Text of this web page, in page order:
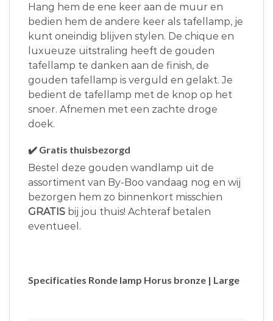
Hang hem de ene keer aan de muur en
bedien hem de andere keer als tafellamp, je
kunt oneindig blijven stylen. De chique en
luxueuze uitstraling heeft de gouden
tafellamp te danken aan de finish, de
gouden tafellamp is verguld en gelakt. Je
bedient de tafellamp met de knop op het
snoer. Afnemen met een zachte droge
doek.
✔️ Gratis thuisbezorgd
Bestel deze gouden wandlamp uit de
assortiment van By-Boo vandaag nog en wij
bezorgen hem zo binnenkort misschien
GRATIS bij jou thuis! Achteraf betalen
eventueel.
Specificaties Ronde lamp Horus bronze | Large